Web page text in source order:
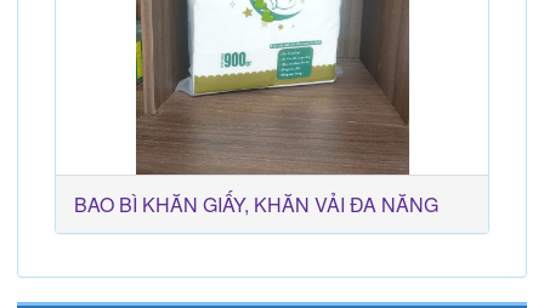
BAO BÌ KHĂN GIẤY, KHĂN VẢI ĐA NĂNG